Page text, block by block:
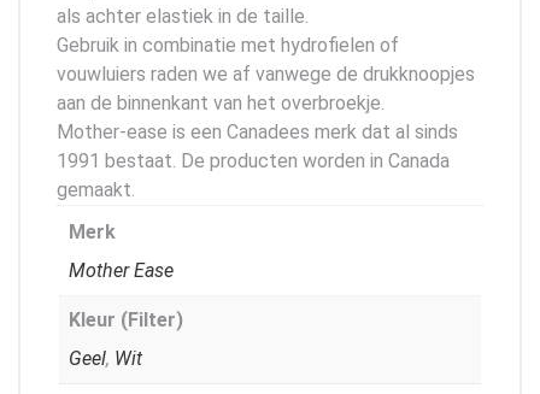
als achter elastiek in de taille.
Gebruik in combinatie met hydrofielen of
vouwluiers raden we af vanwege de drukknoopjes
aan de binnenkant van het overbroekje.
Mother-ease is een Canadees merk dat al sinds
1991 bestaat. De producten worden in Canada
gemaakt.
Merk
Mother Ease
Kleur (Filter)
Geel, Wit